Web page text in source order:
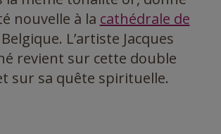
nouvelle à la cathédrale de
L’artiste Jacques
revient sur cette double
sur sa quête spirituelle.